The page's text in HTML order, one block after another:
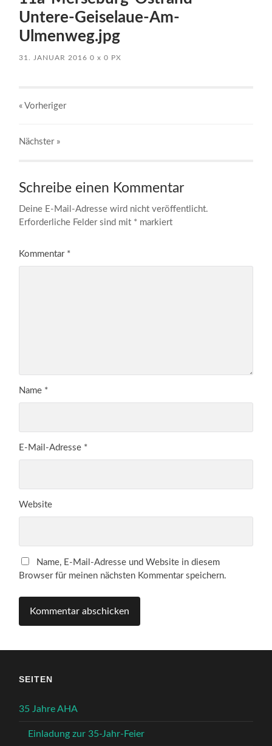
Untere-Geiselaue-Am-
Ulmenweg.jpg
31. JANUAR 2016 0x 0 PX
« Vorheriger
Nächster »
Schreibe einen Kommentar
Deine E-Mail-Adresse wird nicht veröffentlicht.
Erforderliche Felder sind mit * markiert
Kommentar *
Name *
E-Mail-Adresse *
Website
Name, E-Mail-Adresse und Website in diesem
Browser für meinen nächsten Kommentar speichern.
SEITEN
35 Jahre AHA
Einladung zur 35-Jahr-Feier